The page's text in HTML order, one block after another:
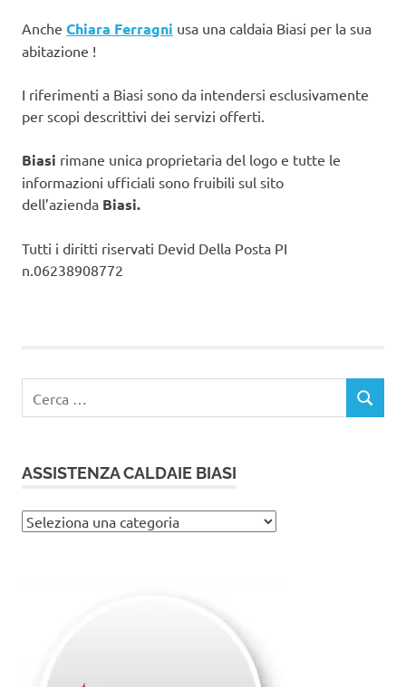
Anche Chiara Ferragni usa una caldaia Biasi per la sua
abitazione !
I riferimenti a Biasi sono da intendersi esclusivamente
per scopi descrittivi dei servizi offerti.
Biasi rimane unica proprietaria del logo e tutte le
informazioni ufficiali sono fruibili sul sito
dell’azienda Biasi.
Tutti i diritti riservati Devid Della Posta PI
n.06238908772
per:
CERCA
ASSISTENZA CALDAIE BIASI
Assistenza